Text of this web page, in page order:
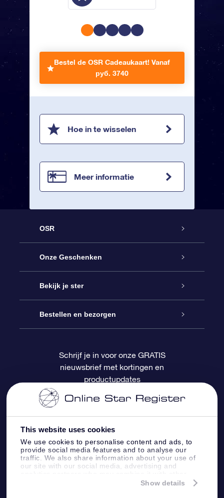
This website uses cookies
We use cookies to personalise content and ads, to
provide social media features and to analyse our
traffic. We also share information about your use of
our site with our social media, advertising and
information that you’ve provided to them or that
Show details
Bestel de OSR Cadeaukaart! Vanaf
руб. 3740
Hoe in te wisselen
Meer informatie
OSR
Service
Contact
Blog
OSR Recensies
Onze Geschenken
Online Star Gift
OSR Cadeaupakket
OSR Cadeaukaart
Relatiegeschenken
Bekijk je ster
Sterrenregister
Gepersonaliseerde sterrenpagina
One Million Stars
OSR Starsaver
Fly me to the Stars App
Bestellen en bezorgen
Betalingsinformatie
Verzendinformatie
Retourbeleid
Constellaties
Schrijf je in voor onze GRATIS
nieuwsbrief met kortingen en
productupdates